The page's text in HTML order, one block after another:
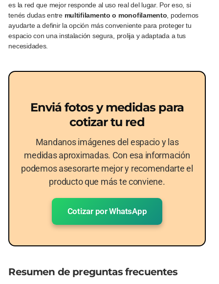
es la red que mejor responde al uso real del lugar. Por eso, si
tenés dudas entre multifilamento o monofilamento , podemos
ayudarte a definir la opción más conveniente para proteger tu
espacio con una instalación segura, prolija y adaptada a tus
necesidades.
Enviá fotos y medidas para
cotizar tu red
Mandanos imágenes del espacio y las
medidas aproximadas. Con esa información
podemos asesorarte mejor y recomendarte el
producto que más te conviene.
Cotizar por WhatsApp
Resumen de preguntas frecuentes